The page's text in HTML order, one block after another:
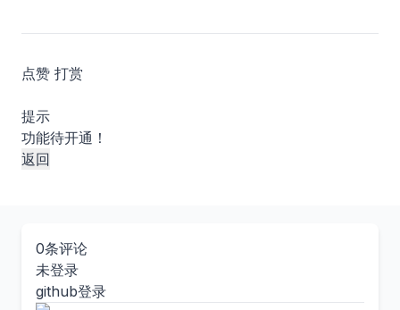
点赞 打赏
提示
功能待开通！
返回
0条评论
未登录
github登录